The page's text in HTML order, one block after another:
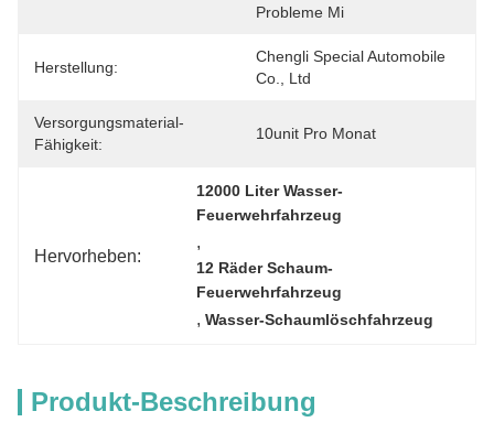
Probleme Mi
Herstellung:
Chengli Special Automobile
Co., Ltd
Versorgungsmaterial-
Fähigkeit:
10unit Pro Monat
Hervorheben:
12000 Liter Wasser-
Feuerwehrfahrzeug
,
12 Räder Schaum-
Feuerwehrfahrzeug
, Wasser-Schaumlöschfahrzeug
Produkt-Beschreibung